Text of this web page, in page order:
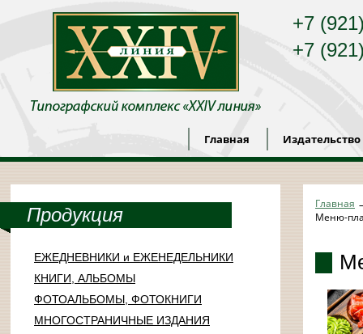
+7
+7
Главная Издательство
Продукция
ЕЖЕДНЕВНИКИ и ЕЖЕНЕДЕЛЬНИКИ
КНИГИ, АЛЬБОМЫ
ФОТОАЛЬБОМЫ, ФОТОКНИГИ
МНОГОСТРАНИЧНЫЕ ИЗДАНИЯ
Главная
Меню-